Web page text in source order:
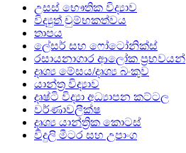
උසස් භෞතික විද්‍යාව
විද්‍යුත් චුම්භකත්වය
තාපය
ලේසර් සහ ෆෝටෝනික්ස්
රසායනාගාර ආලෝක ප්‍රභවයන්
දෘශ්‍ය මේසය/දෘශ්‍ය බංකුව
යාන්ත්‍ර විද්‍යාව
දෘෂ්ටි විද්‍යා අධ්‍යාපන කට්ටල
වර්ණාවලීක්ෂ
දෘශ්‍ය යාන්ත්‍රික කොටස්
විදුලි මීටර සහ උපාංග